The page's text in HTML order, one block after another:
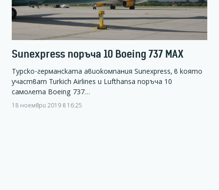
Sunexpress поръча 10 Boeing 737 МАХ
Турско-германската авиокомпания Sunexpress, в която
участват Turkich Airlines и Lufthansa поръча 10
самолета Boeing 737…
18 ноември 2019 в 16:25